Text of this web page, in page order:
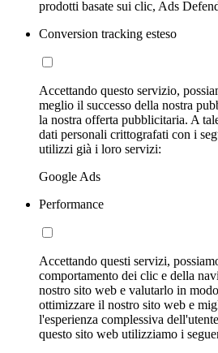
prodotti basate sui clic, Ads
Conversion tracking esteso
Accettando questo servizio,
meglio il successo della nostra
la nostra offerta pubblicitaria. A
dati personali crittografati con i
utilizzi già i loro servizi:
Google Ads
Performance
Accettando questi servizi,
comportamento dei clic e della
nostro sito web e valutarlo in
ottimizzare il nostro sito web e
l'esperienza complessiva
questo sito web utilizziamo i